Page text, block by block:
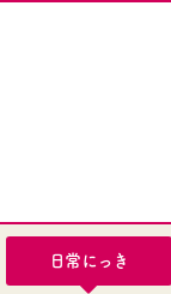
日常にっき